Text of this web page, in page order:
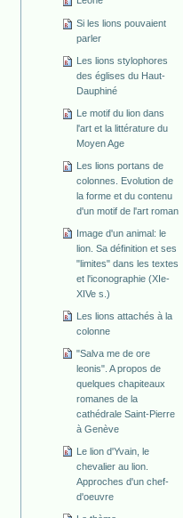
Si les lions pouvaient
parler
Les lions stylophores
des églises du Haut-
Dauphiné
Le motif du lion dans
l'art et la littérature du
Moyen Age
Les lions portans de
colonnes. Evolution de
la forme et du contenu
d'un motif de l'art roman
Image d'un animal: le
lion. Sa définition et ses
"limites" dans les textes
et l'iconographie (XIe-
XIVe s.)
Les lions attachés à la
colonne
"Salva me de ore
leonis". A propos de
quelques chapiteaux
romanes de la
cathédrale Saint-Pierre
à Genève
Le lion d'Yvain, le
chevalier au lion.
Approches d'un chef-
d'oeuvre